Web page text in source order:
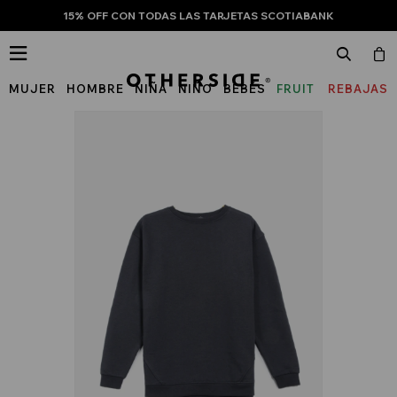
15% OFF CON TODAS LAS TARJETAS SCOTIABANK
MUJER HOMBRE NIÑA NIÑO BEBÉS
FRUIT
REBAJAS
